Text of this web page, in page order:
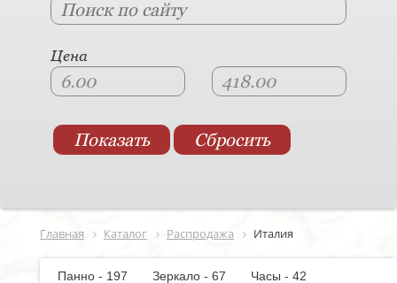
Цена
Главная Каталог Распродажа Италия
Панно - 197 Зеркало - 67
Часы - 42